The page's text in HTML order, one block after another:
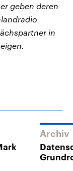
geben deren
in
Archiv